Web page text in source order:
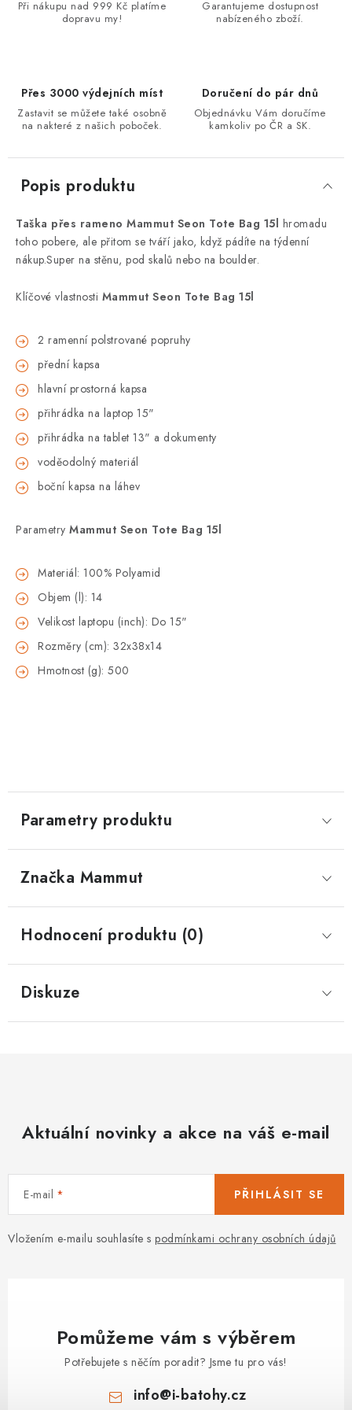
Při nákupu nad 999 Kč platíme
dopravu my!
Garantujeme dostupnost
nabízeného zboží.
Přes 3000 výdejních míst
Zastavit se můžete také osobně
na nakteré z našich poboček.
Doručení do pár dnů
Objednávku Vám doručíme
kamkoliv po ČR a SK.
Popis produktu
Taška přes rameno Mammut Seon Tote Bag 15l hromadu
toho pobere, ale přitom se tváří jako, když pádíte na týdenní
nákup.Super na stěnu, pod skalů nebo na boulder.
Klíčové vlastnosti Mammut Seon Tote Bag 15l
2 ramenní polstrované popruhy
přední kapsa
hlavní prostorná kapsa
přihrádka na laptop 15"
přihrádka na tablet 13" a dokumenty
voděodolný materiál
boční kapsa na láhev
Parametry Mammut Seon Tote Bag 15l
Materiál: 100% Polyamid
Objem (l): 14
Velikost laptopu (inch): Do 15"
Rozměry (cm): 32x38x14
Hmotnost (g): 500
Parametry produktu
Značka Mammut
Hodnocení produktu (0)
Diskuze
Aktuální novinky a akce na váš e-mail
E-mail
Vložením e-mailu souhlasíte s podmínkami ochrany osobních údajů
PŘIHLÁSIT SE
Pomůžeme vám s výběrem
Potřebujete s něčím poradit? Jsme tu pro vás!
info@i-batohy.cz